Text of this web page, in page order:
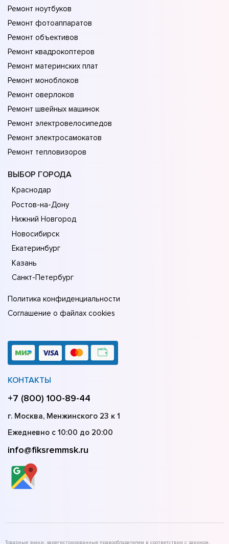
Ремонт ноутбуков
Ремонт фотоаппаратов
Ремонт объективов
Ремонт квадрокоптеров
Ремонт материнских плат
Ремонт моноблоков
Ремонт оверлоков
Ремонт швейных машинок
Ремонт электровелосипедов
Ремонт электросамокатов
Ремонт тепловизоров
ВЫБОР ГОРОДА
Краснодар
Ростов-на-Дону
Нижний Новгород
Новосибирск
Екатеринбург
Казань
Санкт-Петербург
Политика конфиденциальности
Соглашение о файлах cookies
КОНТАКТЫ
+7 (800) 100-89-44
г. Москва, Менжинского 23 к 1
Ежедневно с 10:00 до 20:00
info@fiksremmsk.ru
Товарные знаки, зарегистрированные правообладателем в соответствии с законом,